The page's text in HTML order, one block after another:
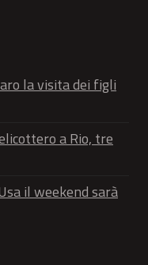
la visita dei figli
a Rio, tre
il weekend sarà